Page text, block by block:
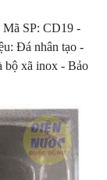
Mã SP: CD19 -
Đá nhân tạo -
bộ xã inox - Bảo